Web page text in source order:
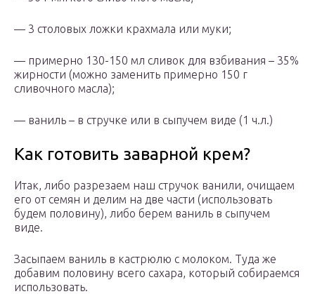
— 3 столовых ложки крахмала или муки;
— примерно 130-150 мл сливок для взбивания – 35%
жирности (можно заменить примерно 150 г
сливочного масла);
— ваниль – в стручке или в сыпучем виде (1 ч.л.)
Как готовить заварной крем?
Итак, либо разрезаем наш стручок ванили, очищаем
его от семян и делим на две части (использовать
будем половину), либо берем ваниль в сыпучем
виде.
Засыпаем ваниль в кастрюлю с молоком. Туда же
добавим половину всего сахара, который собираемся
использовать.